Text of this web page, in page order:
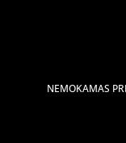
NEMOKAMAS